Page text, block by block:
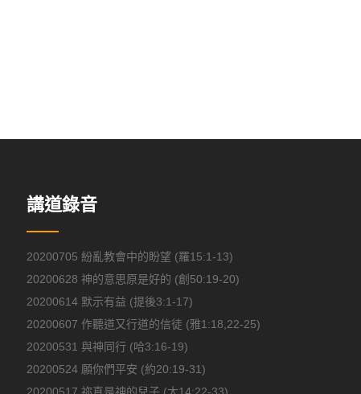
講道錄音
20200705 紛亂教會中的盼望 (羅15:1-13)
20200628 神的意思原是好的 (創50:19-20)
20200614 默示有益 (提後3:1-17)
20200607 作聽道又行道的信徒 (雅1:18,22-25)
20200531 與神同行 (哈3:16-19)
20200524 願你們平安 (約20:19-31)